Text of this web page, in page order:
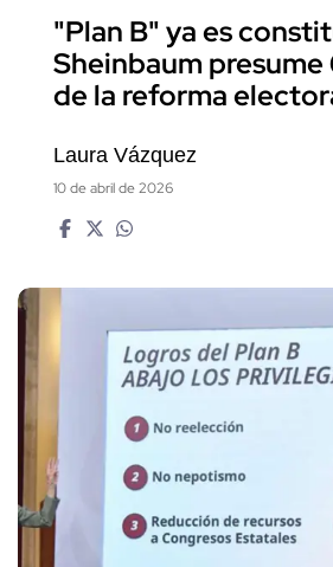
"Plan B" ya es
Sheinbaum presume
de la reforma
Laura Vázquez
10 de abril de 2026